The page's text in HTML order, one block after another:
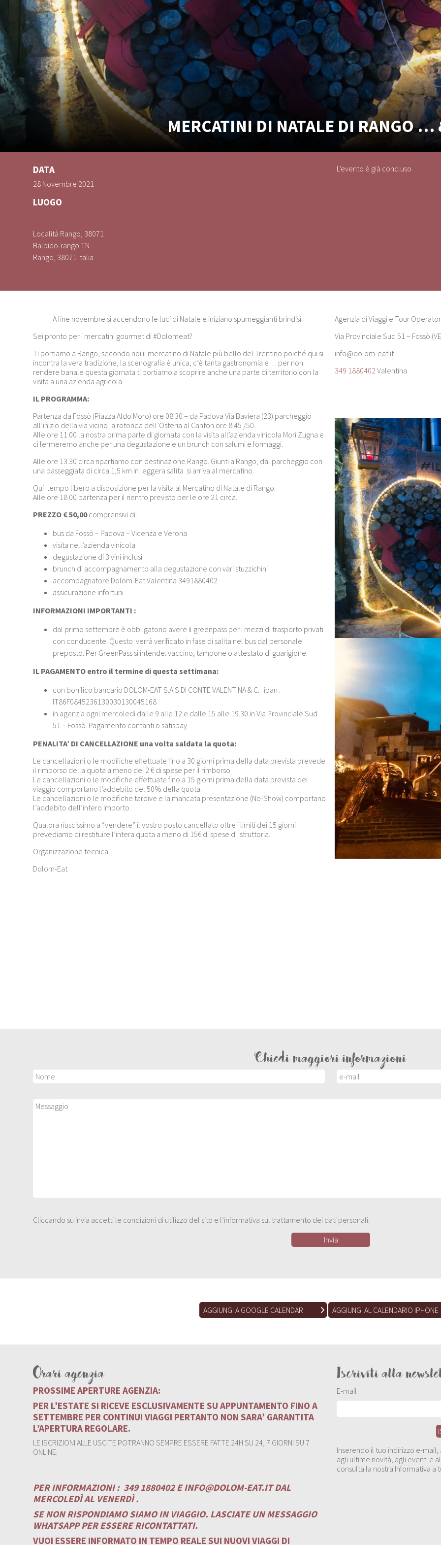
MERCATINI DI NATALE DI RANGO …
DATA
28 Novembre 2021
LUOGO
Località Rango, 38071
Balbido-rango TN
Rango 38071 Italia
L'evento è già concluso
A fine novembre si accendono le luci di Natale e iniziano spumeggianti brindisi.
Sei pronto per i mercatini gourmet di #Dolomeat?
Ti portiamo a Rango, secondo noi il mercatino di Natale più bello del Trentino poiché qui si
incontra la vera tradizione, la scenografia è unica, c’è tanta gastronomia e… per non
rendere banale questa giornata ti portiamo a scoprire anche una parte di territorio con la
visita a una azienda agricola.
IL PROGRAMMA:
Partenza da Fossò (Piazza Aldo Moro) ore 08.30 – da Padova Via Baviera (23) parcheggio
all’inizio della via vicino la rotonda dell’Osteria al Canton ore 8.45 /50.
Alle ore 11.00 la nostra prima parte di giornata con la visita all’azienda vinicola Mori Zugna e
ci fermeremo anche per una degustazione e un brunch con salumi e formaggi.
Alle ore 13.30 circa ripartiamo con destinazione Rango. Giunti a Rango, dal parcheggio con
una passeggiata di circa 1,5 km in leggera salita si arriva al mercatino.
Qui tempo libero a disposizione per la visita al Mercatino di Natale di Rango.
Alle ore 18.00 partenza per il rientro previsto per le ore 21 circa.
PREZZO € 50,00comprensivi di:
bus da Fossò – Padova – Vicenza e Verona
visita nell’azienda vinicola
degustazione di 3 vini inclusi
brunch di accompagnamento alla degustazione con vari stuzzichini
accompagnatore Dolom-Eat Valentina 3491880402
assicurazione infortuni
INFORMAZIONI IMPORTANTI :
dal primo settembre è obbligatorio avere il greenpass per i mezzi di trasporto privati
con conducente. Questo verrà verificato in fase di salita nel bus dal personale
preposto. Per GreenPass si intende: vaccino, tampone o attestato di guarigione.
IL PAGAMENTO entro il termine di questa settimana:
con bonifico bancario DOLOM-EAT S.A.S DI CONTE VALENTINA & C. iban :
IT86F0845236130030130045168
in agenzia ogni mercoledì dalle 9 alle 12 e dalle 15 alle 19.30 in Via Provinciale Sud
51 – Fossò. Pagamento contanti o satispay
PENALITA’ DI CANCELLAZIONE una volta saldata la quota:
Le cancellazioni o le modifiche effettuate fino a 30 giorni prima della data prevista prevede
il rimborso della quota a meno dei 2 € di spese per il rimborso
Le cancellazioni o le modifiche effettuate fino a 15 giorni prima della data prevista del
viaggio comportano l’addebito del 50% della quota.
Le cancellazioni o le modifiche tardive e la mancata presentazione (No-Show) comportano
l’addebito dell’intero importo.
Qualora riuscissimo a “vendere” il vostro posto cancellato oltre i limiti dei 15 giorni
prevediamo di restituire l’intera quota a meno di 15€ di spese di istruttoria.
Organizzazione tecnica:
Dolom-Eat
Agenzia di Viaggi e Tour Operator
Via Provinciale Sud 51 – Fossò
info@dolom-eat.it
349 1880402 Valentina
Chiedi maggiori informazioni
Cliccando su invia accetti le condizioni di utilizzo del sito e l’informativa sul trattamento dei dati personali.
AGGIUNGI A GOOGLE CALENDAR AGGIUNGI AL CALENDARIO IPHONE
Orari agenzia
PROSSIME APERTURE AGENZIA:
PER L’ESTATE SI RICEVE ESCLUSIVAMENTE SU APPUNTAMENTO FINO A
SETTEMBRE PER CONTINUI VIAGGI PERTANTO NON SARA’ GARANTITA
L’APERTURA REGOLARE.
LE ISCRIZIONI ALLE USCITE POTRANNO SEMPRE ESSERE FATTE 24H SU 24, 7 GIORNI SU 7
ONLINE.
PER INFORMAZIONI : 349 1880402 EINFO@DOLOM-EAT.ITDAL
MERCOLEDÌ AL VENERDÌ .
SE NON RISPONDIAMO SIAMO IN VIAGGIO. LASCIATE UN MESSAGGIO
WHATSAPP PER ESSERE RICONTATTATI.
VUOI ESSERE INFORMATO IN TEMPO REALE SUI NUOVI VIAGGI DI
Iscriviti alla
E-mail
Inserendo il tuo indirizzo e-
agli ultime novità, agli eventi e
consulta la nostra Informativa a